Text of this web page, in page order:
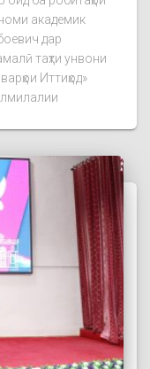
академик
дар
таҳти унвони
Иттиҳод»